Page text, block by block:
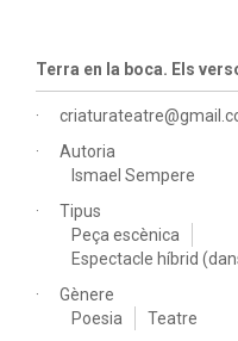
Terra en la boca. Els
Autoria
Ismael Sempere
Tipus
Peça escènica
Espectacle híbrid
Gènere
Poesia
Teatre